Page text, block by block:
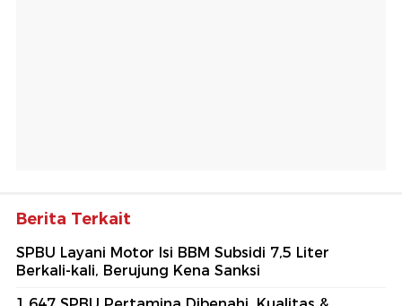
Berita Terkait
SPBU Layani Motor Isi BBM Subsidi 7,5 Liter
Berkali-kali, Berujung Kena Sanksi